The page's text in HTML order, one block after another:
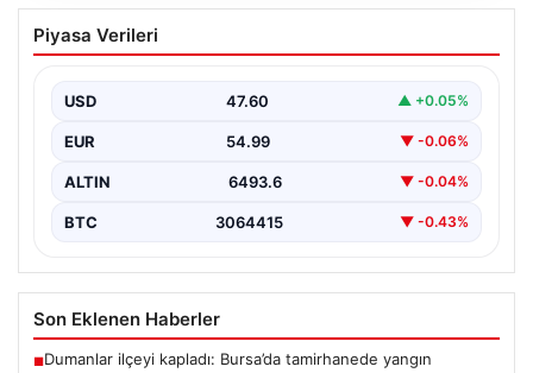
Çerçeve yasa teklifi Meclis’te | AK Parti
Sözcüsü Çelik: İki yıllık sürecin en
Piyasa Verileri
USD 47.60 ▲ +0.05%
EUR 54.99 ▼ -0.06%
ALTIN 6493.6 ▼ -0.04%
BTC 3064415 ▼ -0.43%
Son Eklenen Haberler
■Dumanlar ilçeyi kapladı: Bursa’da tamirhanede yangın